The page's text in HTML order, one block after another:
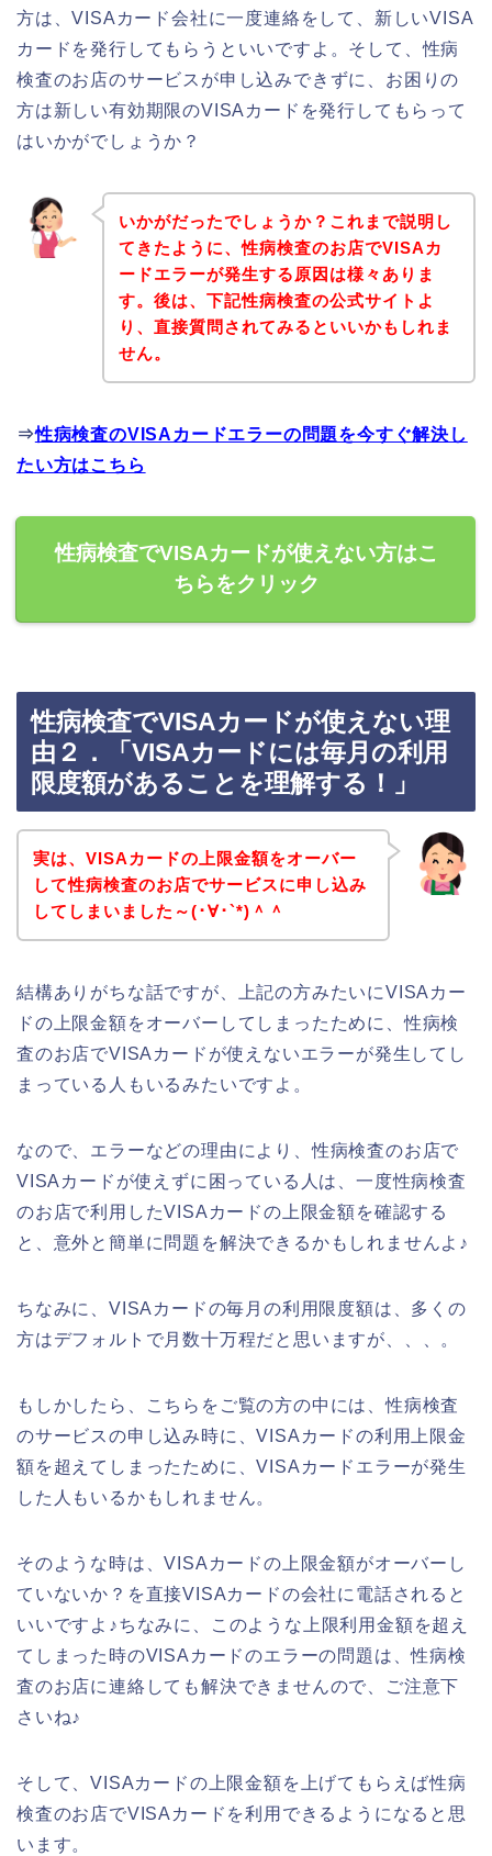
方は、VISAカード会社に一度連絡をして、新しいVISA
カードを発行してもらうといいですよ。そして、性病
検査のお店のサービスが申し込みできずに、お困りの
方は新しい有効期限のVISAカードを発行してもらって
はいかがでしょうか？
いかがだったでしょうか？これまで説明し
てきたように、性病検査のお店でVISAカ
ードエラーが発生する原因は様々ありま
す。後は、下記性病検査の公式サイトよ
り、直接質問されてみるといいかもしれま
せん。
⇒性病検査のVISAカードエラーの問題を今すぐ解決し
たい方はこちら
性病検査でVISAカードが使えない方はこ
ちらをクリック
性病検査でVISAカードが使えない理
由２．「VISAカードには毎月の利用
限度額があることを理解する！」
実は、VISAカードの上限金額をオーバー
して性病検査のお店でサービスに申し込み
してしまいました～(･∀･`*)＾＾
結構ありがちな話ですが、上記の方みたいにVISAカー
ドの上限金額をオーバーしてしまったために、性病検
査のお店でVISAカードが使えないエラーが発生してし
まっている人もいるみたいですよ。
なので、エラーなどの理由により、性病検査のお店で
VISAカードが使えずに困っている人は、一度性病検査
のお店で利用したVISAカードの上限金額を確認する
と、意外と簡単に問題を解決できるかもしれませんよ♪
ちなみに、VISAカードの毎月の利用限度額は、多くの
方はデフォルトで月数十万程だと思いますが、、、。
もしかしたら、こちらをご覧の方の中には、性病検査
のサービスの申し込み時に、VISAカードの利用上限金
額を超えてしまったために、VISAカードエラーが発生
した人もいるかもしれません。
そのような時は、VISAカードの上限金額がオーバーし
ていないか？を直接VISAカードの会社に電話されると
いいですよ♪ちなみに、このような上限利用金額を超え
てしまった時のVISAカードのエラーの問題は、性病検
査のお店に連絡しても解決できませんので、ご注意下
さいね♪
そして、VISAカードの上限金額を上げてもらえば性病
検査のお店でVISAカードを利用できるようになると思
います。